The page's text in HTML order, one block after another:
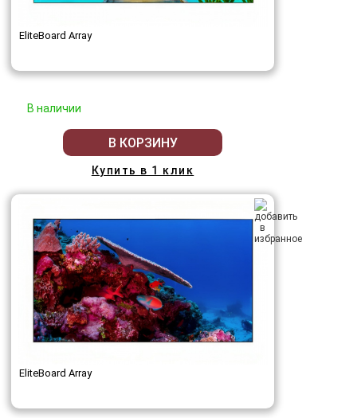
EliteBoard Array
В наличии
В КОРЗИНУ
Купить в 1 клик
EliteBoard Array